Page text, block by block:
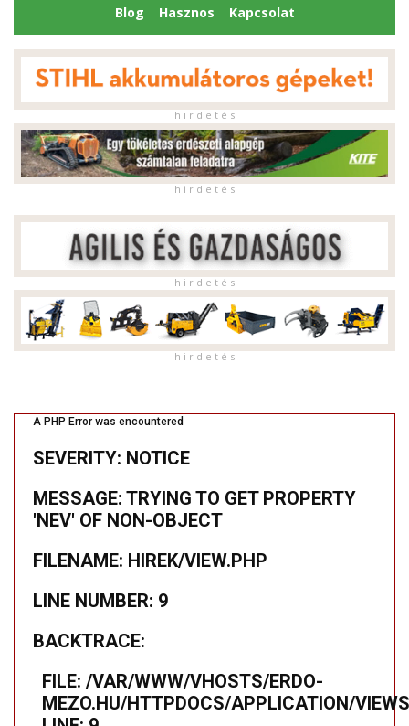
Blog
Hasznos Kapcsolat
h i r d e t é s
h i r d e t é s
h i r d e t é s
h i r d e t é s
A PHP Error was encountered
SEVERITY: NOTICE
MESSAGE: TRYING TO GET PROPERTY
'NEV' OF NON-OBJECT
FILENAME: HIREK/VIEW.PHP
LINE NUMBER: 9
BACKTRACE:
FILE: /VAR/WWW/VHOSTS/ERDO-
MEZO.HU/HTTPDOCS/APPLICATION/